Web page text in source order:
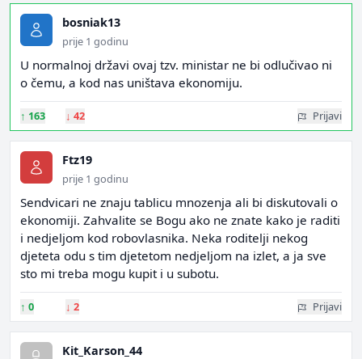
bosniak13
prije 1 godinu
U normalnoj državi ovaj tzv. ministar ne bi odlučivao ni
o čemu, a kod nas uništava ekonomiju.
↑ 163 ↓ 42 Prijavi
Ftz19
prije 1 godinu
Sendvicari ne znaju tablicu mnozenja ali bi diskutovali o
ekonomiji. Zahvalite se Bogu ako ne znate kako je raditi
i nedjeljom kod robovlasnika. Neka roditelji nekog
djeteta odu s tim djetetom nedjeljom na izlet, a ja sve
sto mi treba mogu kupit i u subotu.
↑ 0 ↓ 2 Prijavi
Kit_Karson_44